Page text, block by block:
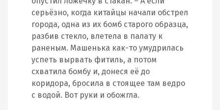
серьёзно, когда китайцы начали обстрел
города, одна из их бомб старого образца,
разбив стекло, влетела в палату к
раненым. Машенька как-то умудрилась
успеть вырвать фитиль, а потом
схватила бомбу и, донеся её до
коридора, бросила в стоящее там ведро
с водой. Вот руки и обожгла.